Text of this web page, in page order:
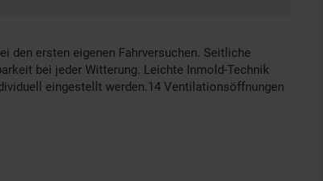
den ersten eigenen Fahrversuchen. Seitliche
bei jeder Witterung. Leichte Inmold-Technik
eingestellt werden.14 Ventilationsöffnungen